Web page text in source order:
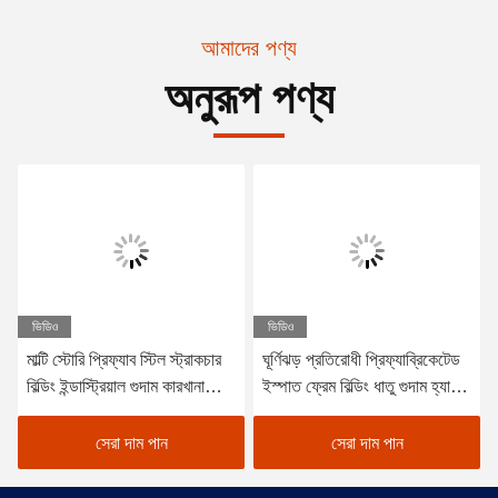
আমাদের পণ্য
অনুরূপ পণ্য
ভিডিও
মাল্টি স্টোরি প্রিফ্যাব স্টিল স্ট্রাকচার
বিল্ডিং ইন্ডাস্ট্রিয়াল গুদাম কারখানা
বিল্ডিং
সেরা দাম পান
ভিডিও
ঘূর্ণিঝড় প্রতিরোধী প্রিফ্যাব্রিকেটেড
ইস্পাত ফ্রেম বিল্ডিং ধাতু গুদাম হ্যাঙ্গার
অফিস ওয়ার্কশপ
সেরা দাম পান